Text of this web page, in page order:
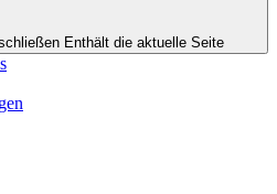
Enthält die aktuelle Seite